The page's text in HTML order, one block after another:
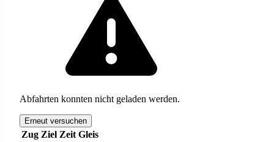
Abfahrten konnten nicht geladen werden.
Erneut versuchen
Zug Ziel Zeit Gleis